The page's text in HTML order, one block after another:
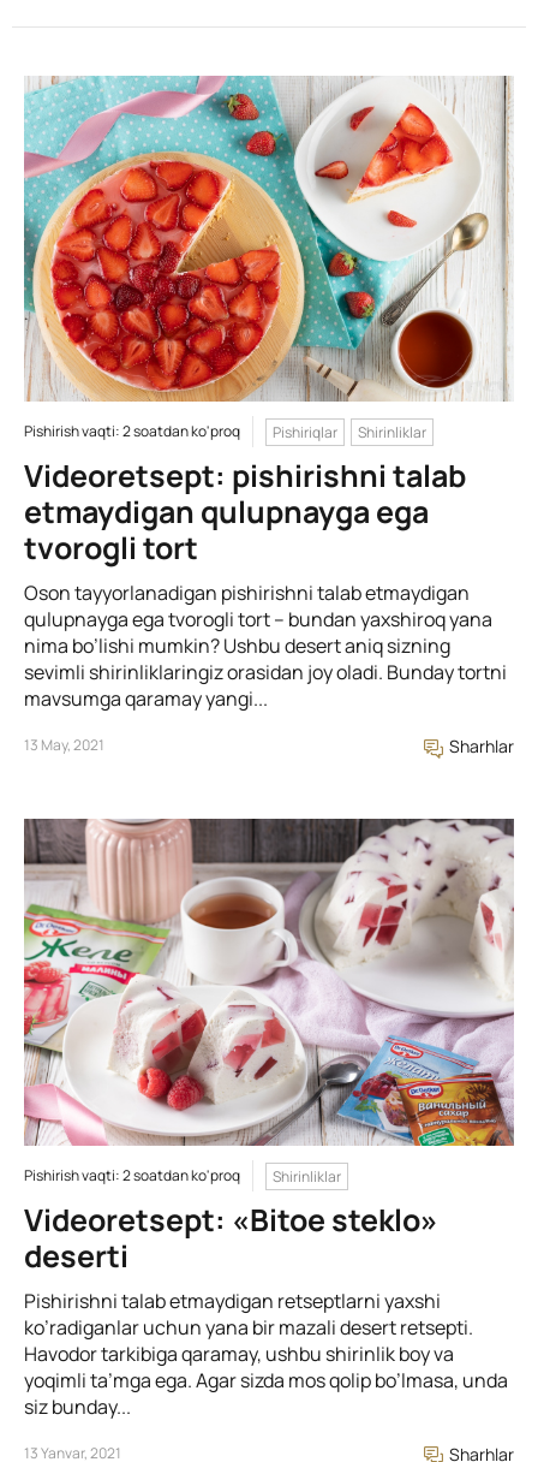
Pishirish vaqti: 2 soatdan ko'proq Pishiriqlar Shirinliklar
Videoretsept: pishirishni talab
etmaydigan qulupnayga ega
tvorogli tort
Oson tayyorlanadigan pishirishni talab etmaydigan
qulupnayga ega tvorogli tort – bundan yaxshiroq yana
nima bo’lishi mumkin? Ushbu desert aniq sizning
sevimli shirinliklaringiz orasidan joy oladi. Bunday tortni
mavsumga qaramay yangi...
13 May, 2021 Sharhlar
Pishirish vaqti: 2 soatdan ko'proq Shirinliklar
Videoretsept: «Bitoe steklo»
deserti
Pishirishni talab etmaydigan retseptlarni yaxshi
ko’radiganlar uchun yana bir mazali desert retsepti.
Havodor tarkibiga qaramay, ushbu shirinlik boy va
yoqimli ta’mga ega. Agar sizda mos qolip bo’lmasa, unda
siz bunday...
13 Yanvar, 2021 Sharhlar